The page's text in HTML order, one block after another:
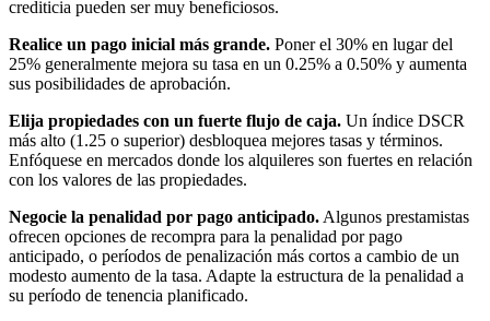
crediticia pueden ser muy beneficiosos.
Realice un pago inicial más grande. Poner el 30% en lugar del
25% generalmente mejora su tasa en un 0.25% a 0.50% y aumenta
sus posibilidades de aprobación.
Elija propiedades con un fuerte flujo de caja. Un índice DSCR
más alto (1.25 o superior) desbloquea mejores tasas y términos.
Enfóquese en mercados donde los alquileres son fuertes en relación
con los valores de las propiedades.
Negocie la penalidad por pago anticipado. Algunos prestamistas
ofrecen opciones de recompra para la penalidad por pago
anticipado, o períodos de penalización más cortos a cambio de un
modesto aumento de la tasa. Adapte la estructura de la penalidad a
su período de tenencia planificado.